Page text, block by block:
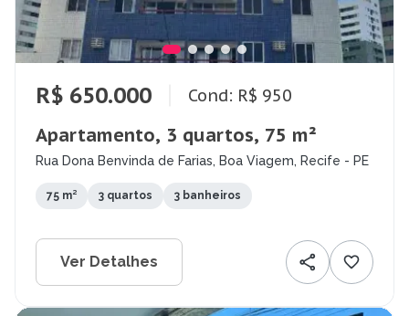
R$ 650.000 Cond: R$ 950
Apartamento, 3 quartos, 75 m²
Rua Dona Benvinda de Farias, Boa Viagem, Recife - PE
75 m² 3 quartos 3 banheiros
Ver Detalhes